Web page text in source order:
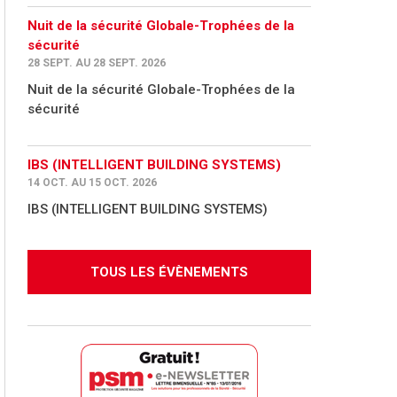
Nuit de la sécurité Globale-Trophées de la
sécurité
28 SEPT. AU 28 SEPT. 2026
Nuit de la sécurité Globale-Trophées de la
sécurité
IBS (INTELLIGENT BUILDING SYSTEMS)
14 OCT. AU 15 OCT. 2026
IBS (INTELLIGENT BUILDING SYSTEMS)
TOUS LES ÉVÈNEMENTS